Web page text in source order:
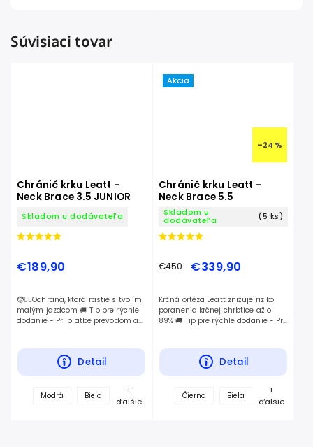
Súvisiaci tovar
Chránič krku Leatt -
Neck Brace 3.5 JUNIOR
Skladom u dodávateľa
€189,90
Detail
🧒🚴‍♂️Ochrana, ktorá rastie s tvojím
malým jazdcom 🚚 Tip pre rýchle
dodanie - Pri platbe prevodom a
pracovný deň.
Modrá Biela
+
ďalšie
Akcia
–24 %
Chránič krku Leatt -
Neck Brace 5.5
Skladom u
dodávateľa
(5 ks)
€450 €339,90
Detail
Krčná ortéza Leatt znižuje riziko
poranenia krčnej chrbtice až o
89% 🚚 Tip pre rýchle dodanie - Pri
Čierna Biela
+
ďalšie